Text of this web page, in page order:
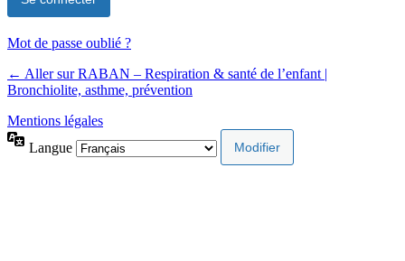
Mot de passe oublié ?
← Aller sur RABAN – Respiration & santé de l’enfant |
Bronchiolite, asthme, prévention
Mentions légales
Langue